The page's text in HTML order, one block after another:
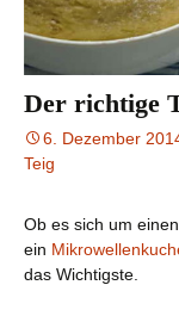
Der richtige
6. Dezember
Teig
Ob es sich um
ein
das Wichtigste.